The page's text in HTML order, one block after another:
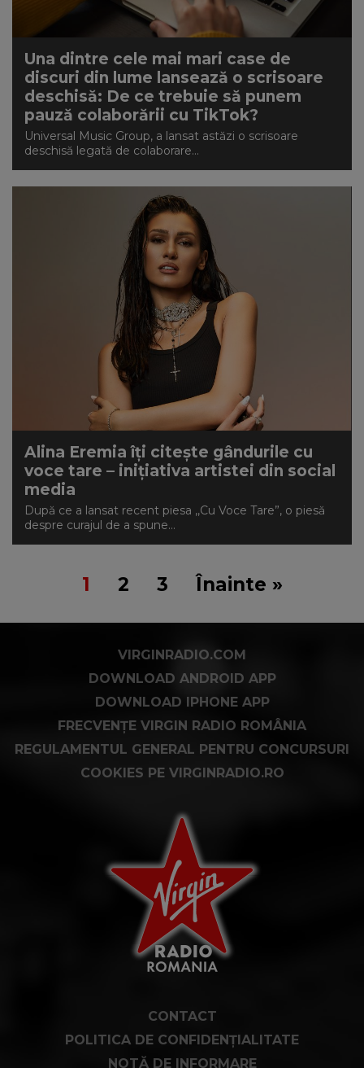
Una dintre cele mai mari case de
discuri din lume lansează o scrisoare
deschisă: De ce trebuie să punem
pauză colaborării cu TikTok?
Universal Music Group, a lansat astăzi o scrisoare
deschisă legată de colaborare...
Alina Eremia îți citește gândurile cu
voce tare – inițiativa artistei din social
media
După ce a lansat recent piesa ,,Cu Voce Tare”, o piesă
despre curajul de a spune...
1 2 3 Înainte »
VIRGINRADIO.COM
DOWNLOAD ANDROID APP
DOWNLOAD IPHONE APP
FRECVENȚE VIRGIN RADIO ROMÂNIA
REGULAMENTUL GENERAL PENTRU CONCURSURI
COOKIES PE VIRGINRADIO.RO
CONTACT
POLITICA DE CONFIDENȚIALITATE
NOTĂ DE INFORMARE